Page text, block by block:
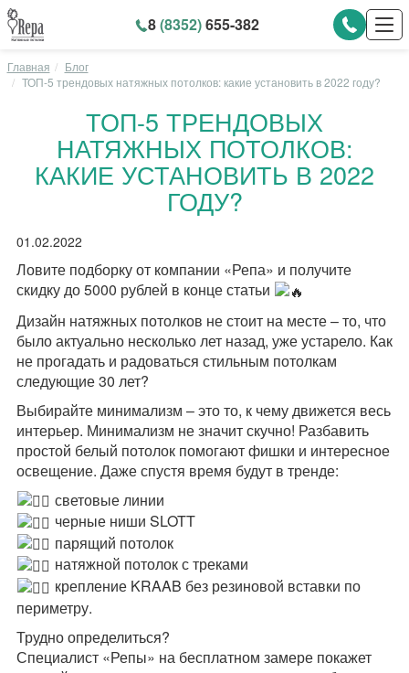
8(8352)655-382
Главная
Блог
ТОП-5 трендовых натяжных потолков: какие установить в 2022 году?
ТОП-5 ТРЕНДОВЫХ
НАТЯЖНЫХ ПОТОЛКОВ:
КАКИЕ УСТАНОВИТЬ В 2022
ГОДУ?
01.02.2022
Ловите подборку от компании «Репа» и получите
скидку до 5000 рублей в конце статьи
Дизайн натяжных потолков не стоит на месте – то, что
было актуально несколько лет назад, уже устарело. Как
не прогадать и радоваться стильным потолкам
следующие 30 лет?
Выбирайте минимализм – это то, к чему движется весь
интерьер. Минимализм не значит скучно! Разбавить
простой белый потолок помогают фишки и интересное
освещение. Даже спустя время будут в тренде:
световые линии
черные ниши SLOTT
парящий потолок
натяжной потолок с треками
крепление KRAAB без резиновой вставки по
периметру.
Трудно определиться?
Специалист «Репы» на бесплатном замере покажет